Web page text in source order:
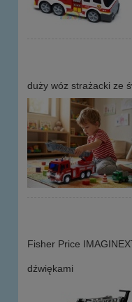
duży wóz strażacki ze
Fisher Price
dźwiękami